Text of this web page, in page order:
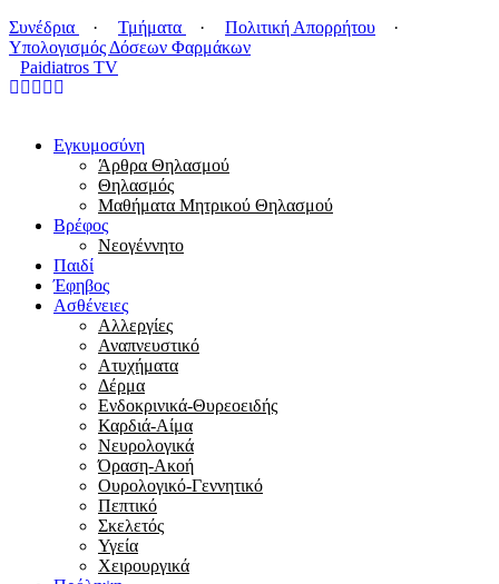
Συνέδρια
· Τμήματα · Πολιτική Απορρήτου
·
Υπολογισμός Δόσεων Φαρμάκων
Paidiatros TV
Εγκυμοσύνη
Άρθρα Θηλασμού
Θηλασμός
Μαθήματα Μητρικού Θηλασμού
Βρέφος
Νεογέννητο
Παιδί
Έφηβος
Ασθένειες
Αλλεργίες
Αναπνευστικό
Ατυχήματα
Δέρμα
Ενδοκρινικά-Θυρεοειδής
Καρδιά-Αίμα
Νευρολογικά
Όραση-Ακοή
Ουρολογικό-Γεννητικό
Πεπτικό
Σκελετός
Υγεία
Χειρουργικά